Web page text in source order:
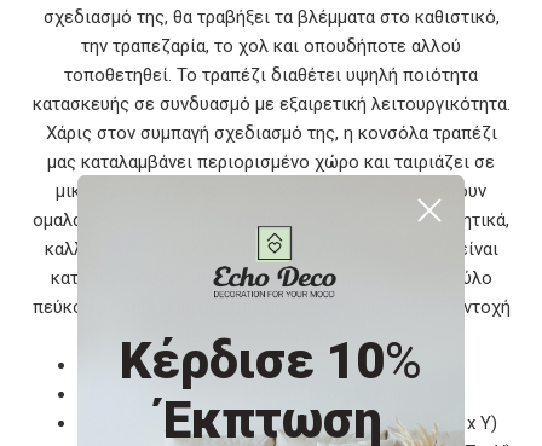
σχεδιασμό της, θα τραβήξει τα βλέμματα στο καθιστικό,
την τραπεζαρία, το χολ και οπουδήποτε αλλού
τοποθετηθεί. Το τραπέζι διαθέτει υψηλή ποιότητα
κατασκευής σε συνδυασμό με εξαιρετική λειτουργικότητα.
Χάρις στον συμπαγή σχεδιασμό της, η κονσόλα τραπέζι
μας καταλαμβάνει περιορισμένο χώρο και ταιριάζει σε
μικρότερες περιοχές. Τα δύο συρτάρια που ανοίγουν
ομαλά, σας προσφέρουν επιπλέον χώρο για διακοσμητικά,
καλλυντικά και άλλα αντικείμενα. Αυτή η τουαλέτα είναι
κατασκευασμένη από υψηλής ποιότητας MDF και ξύλο
πεύκου με λευκό φινίρισμα, που της διασφαλίζουν αντοχή
και μακροχρόνια χρήση.
Χρώμα: Λευκό
Υλικό: MDF + ξύλο πεύκου
Συνολικές διαστάσεις: 79 x 30 x 74 εκ. (Μ x Π x Υ)
Κέρδισε 10%
Έκπτωση